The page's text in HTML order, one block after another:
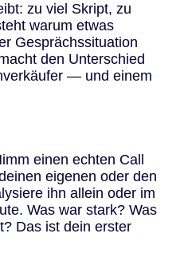
zu viel Skript, zu
warum etwas
Gesprächssituation
den Unterschied
— und einem
einen echten Call
eigenen oder den
ihn allein oder im
Was war stark? Was
Das ist dein erster